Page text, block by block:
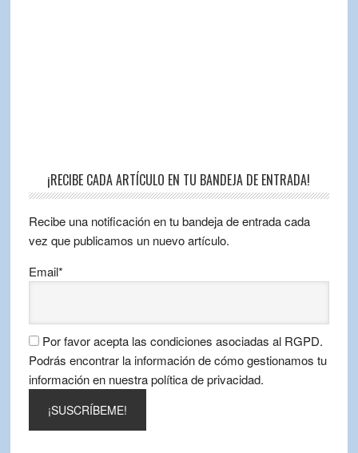
¡RECIBE CADA ARTÍCULO EN TU BANDEJA DE ENTRADA!
Recibe una notificación en tu bandeja de entrada cada
vez que publicamos un nuevo artículo.
Email*
Por favor acepta las condiciones asociadas al RGPD.
Podrás encontrar la información de cómo gestionamos tu
información en nuestra política de privacidad.